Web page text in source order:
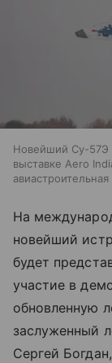
Новейший Су-57Э
выставке Aero
На
новейший
будет
участие в
обновленную
заслуженный
Сергей Богдан,